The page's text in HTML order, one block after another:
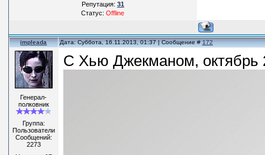
Репутация:31
Статус:Offline
impleada Дата: Суббота, 16.11.2013, 01:37 | Сообщение #172
Генерал-
полковник
Группа:
Пользователи
Сообщений:
2273
С Хью Джекманом, октябрь